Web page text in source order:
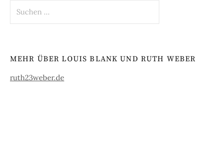
nach:
MEHR ÜBER LOUIS BLANK UND RUTH WEBER
ruth23weber.de